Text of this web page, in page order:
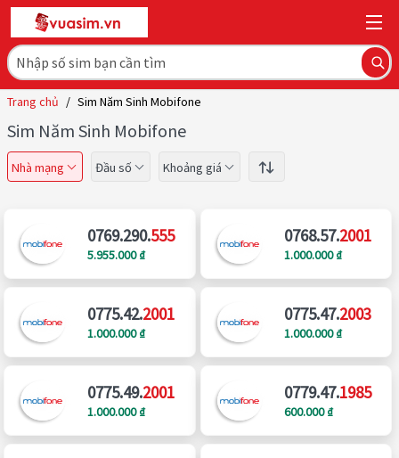
Trang chủ / Sim Năm Sinh Mobifone
Sim Năm Sinh Mobifone
Nhà mạng Đầu số Khoảng giá
0769.290.555
5.955.000 ₫
0768.57.2001
1.000.000 ₫
0775.42.2001
1.000.000 ₫
0775.47.2003
1.000.000 ₫
0775.49.2001
1.000.000 ₫
0779.47.1985
600.000 ₫